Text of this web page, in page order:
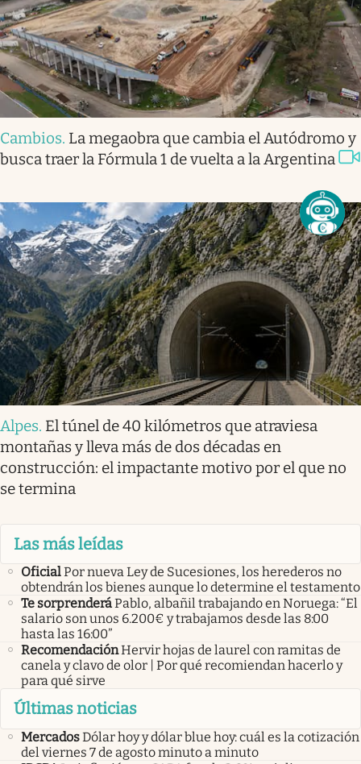
Cambios. La megaobra que cambia el Autódromo y
busca traer la Fórmula 1 de vuelta a la Argentina
Alpes. El túnel de 40 kilómetros que atraviesa
montañas y lleva más de dos décadas en
construcción: el impactante motivo por el que no
se termina
Las más leídas
OficialPor nueva Ley de Sucesiones, los herederos no
obtendrán los bienes aunque lo determine el testamento
Te sorprenderáPablo, albañil trabajando en Noruega: “El
salario son unos 6.200€ y trabajamos desde las 8:00
hasta las 16:00”
RecomendaciónHervir hojas de laurel con ramitas de
canela y clavo de olor | Por qué recomiendan hacerlo y
para qué sirve
Últimas noticias
MercadosDólar hoy y dólar blue hoy: cuál es la cotización
del viernes 7 de agosto minuto a minuto